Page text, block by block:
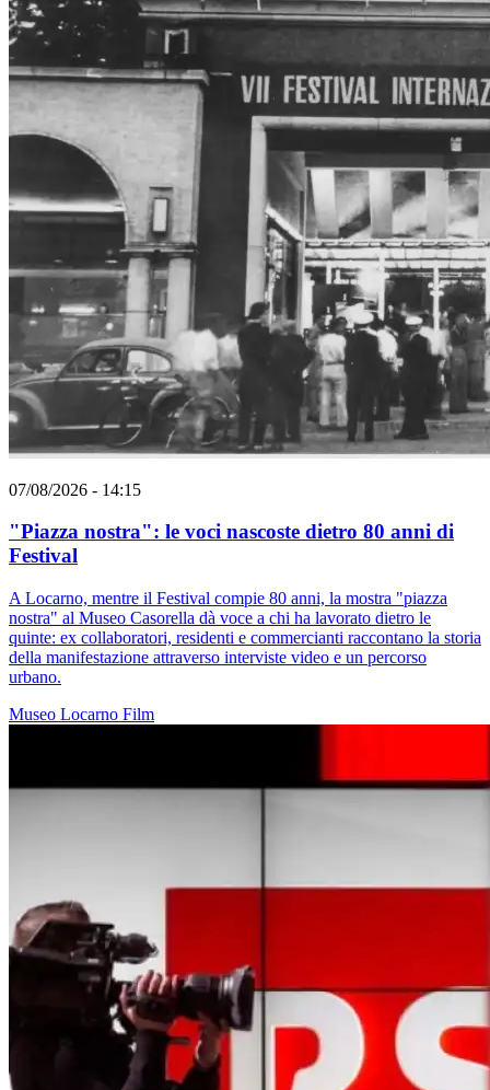
07/08/2026 - 14:15
"Piazza nostra": le voci nascoste dietro 80 anni di
Festival
A Locarno, mentre il Festival compie 80 anni, la mostra "piazza
nostra" al Museo Casorella dà voce a chi ha lavorato dietro le
quinte: ex collaboratori, residenti e commercianti raccontano la storia
della manifestazione attraverso interviste video e un percorso
urbano.
Museo Locarno Film